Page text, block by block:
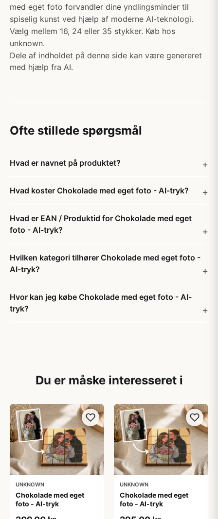
med eget foto forvandler dine yndlingsminder til
spiselig kunst ved hjælp af moderne AI-teknologi.
Vælg mellem 16, 24 eller 35 stykker. Køb hos
unknown.
Dele af indholdet på denne side kan være genereret
med hjælp fra AI.
Ofte stillede spørgsmål
Hvad er navnet på produktet?
Hvad koster Chokolade med eget foto - AI-tryk?
Hvad er EAN / Produktid for Chokolade med eget
foto - AI-tryk?
Hvilken kategori tilhører Chokolade med eget foto -
AI-tryk?
Hvor kan jeg købe Chokolade med eget foto - AI-
tryk?
Du er måske interesseret i
UNKNOWN
Chokolade med eget
foto - AI-tryk
UNKNOWN
Chokolade med eget
foto - AI-tryk